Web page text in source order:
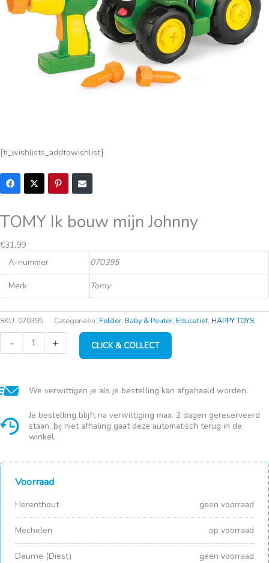
[ti_wishlists_addtowishlist]
TOMY Ik bouw mijn Johnny
€31,99
A-nummer
070395
Merk Tomy
SKU: 070395 Categorieën: Folder, Baby & Peuter, Educatief, HAPPY TOYS
-
TOMY
aantal
+ CLICK & COLLECT
We verwittigen je als je bestelling kan afgehaald worden.
Je bestelling blijft na verwittiging max. 2 dagen gereserveerd
staan, bij niet afhaling gaat deze automatisch terug in de
winkel.
Voorraad
Herenthout geen voorraad
Mechelen op voorraad
Deurne (Diest) geen voorraad